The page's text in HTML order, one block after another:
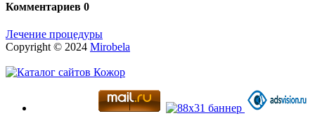
Комментариев 0
Лечение процедуры
Copyright © 2024 Mirobela